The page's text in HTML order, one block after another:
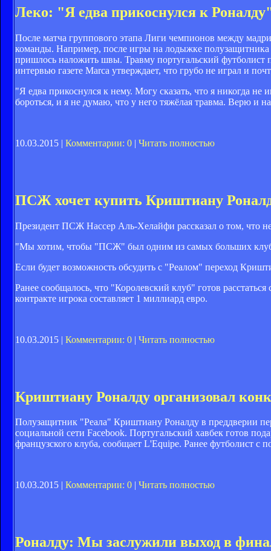
Леко: "Я едва прикоснулся к
После матча группового этапа Лиги чемпионов между
команды. Например, после игры на лодыжке
пришлось наложить швы. Травму португальский
интервью газете Marca утверждает, что грубо не играл и
"Я едва прикоснулся к нему. Могу сказать, что я никогда
бороться, и я не думаю, что у него тяжёлая травма. Верю
10.03.2015 | Комментарии: 0 | Читать полностью
ПСЖ хочет купить Криштиану
Президент ПСЖ Нассер Аль-Хелайфи рассказал о том, что
"Мы хотим, чтобы "ПСЖ" был одним из самых больших
Если будет возможность обсудить с "Реалом" переход
Ранее сообщалось, что "Королевский клуб" готов
контракте игрока составляет 1 миллиард евро.
10.03.2015 | Комментарии: 0 | Читать полностью
Криштиану Роналду организовал
Полузащитник "Реала" Криштиану Роналду в преддверии
социальной сети Facebook. Португальский хавбек готов
французского клуба, сообщает L'Equipe. Ранее футболист
10.03.2015 | Комментарии: 0 | Читать полностью
Роналду: Мы заслужили выход в